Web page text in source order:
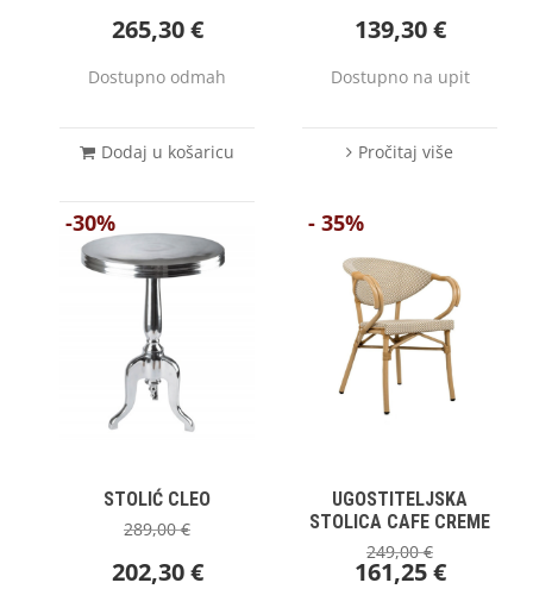
265,30€
Dostupno odmah
Dodaj u košaricu
139,30€
Dostupno na upit
Pročitaj više
-30%
STOLIĆ CLEO
289,00€
202,30€
- 35%
UGOSTITELJSKA
STOLICA CAFE CREME
249,00€
161,25€